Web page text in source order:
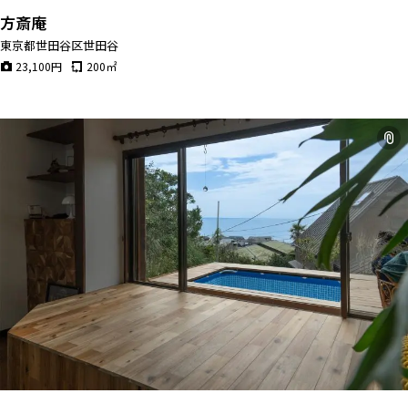
方斎庵
東京都世田谷区世田谷
23,100円 200㎡